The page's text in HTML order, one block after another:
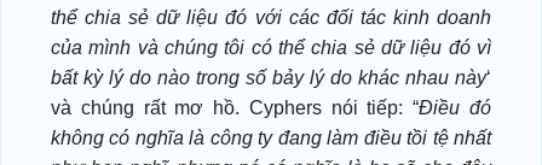
thể chia sẻ dữ liệu đó với các đối tác kinh doanh
của mình và chúng tôi có thể chia sẻ dữ liệu đó vì
bất kỳ lý do nào trong số bảy lý do khác nhau này‘
và chúng rất mơ hồ. Cyphers nói tiếp: “Điều đó
không có nghĩa là công ty đang làm điều tồi tệ nhất